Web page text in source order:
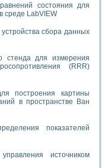
состояния для
среде LabVIEW
устройства сбора данных
стенда для измерения
(RRR)
построения картины
в пространстве Ван
показателей
источником